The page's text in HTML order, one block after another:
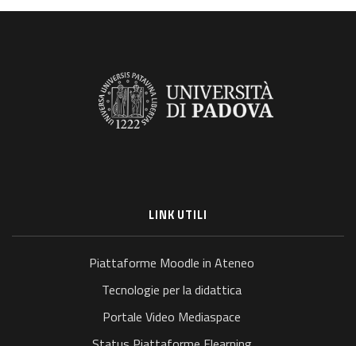
LINK UTILI
Piattaforme Moodle in Ateneo
Tecnologie per la didattica
Portale Video Mediaspace